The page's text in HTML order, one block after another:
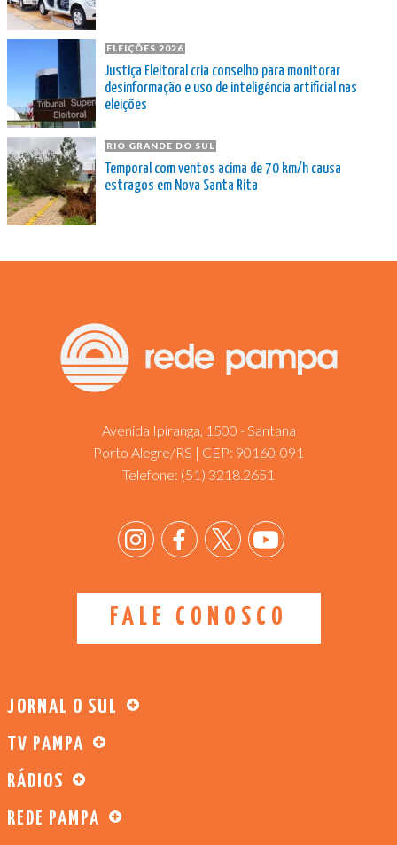
ELEIÇÕES 2026
Justiça Eleitoral cria conselho para monitorar
desinformação e uso de inteligência artificial nas
eleições
RIO GRANDE DO SUL
Temporal com ventos acima de 70 km/h causa
estragos em Nova Santa Rita
Avenida Ipiranga, 1500 - Santana
Porto Alegre/RS | CEP: 90160-091
Telefone: (51) 3218.2651
FALE CONOSCO
JORNAL O SUL
TV PAMPA
RÁDIOS
REDE PAMPA